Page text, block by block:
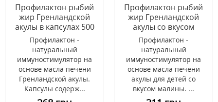
Профилактон рыбий
жир Гренландской
акулы в капсулах 500
мг №60
Профилактон -
натуральный
иммуностимулятор на
основе масла печени
Гренландской акулы.
Капсулы содерж...
Профилактон рыбий
жир Гренландской
акулы со вкусом
малины 165 мл
Профилактон -
натуральный
иммуностимулятор на
основе масла печени
акулы для детей со
вкусом малины. ...